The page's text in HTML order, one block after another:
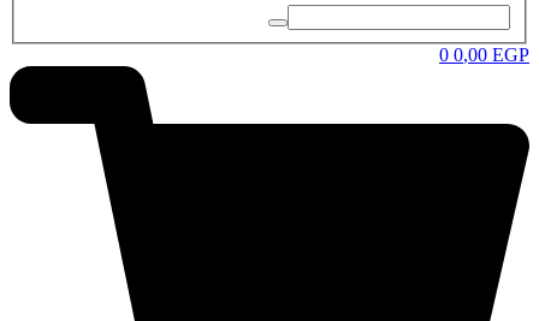
0,00 EGP
0